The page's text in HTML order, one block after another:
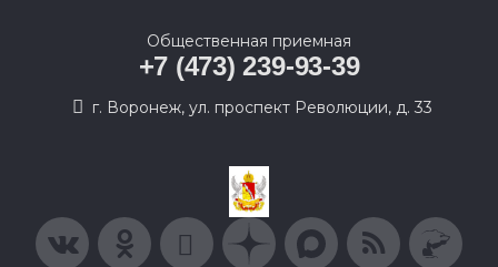
Общественная приемная
+7 (473) 239-93-39
г. Воронеж, ул. проспект Революции, д. 33